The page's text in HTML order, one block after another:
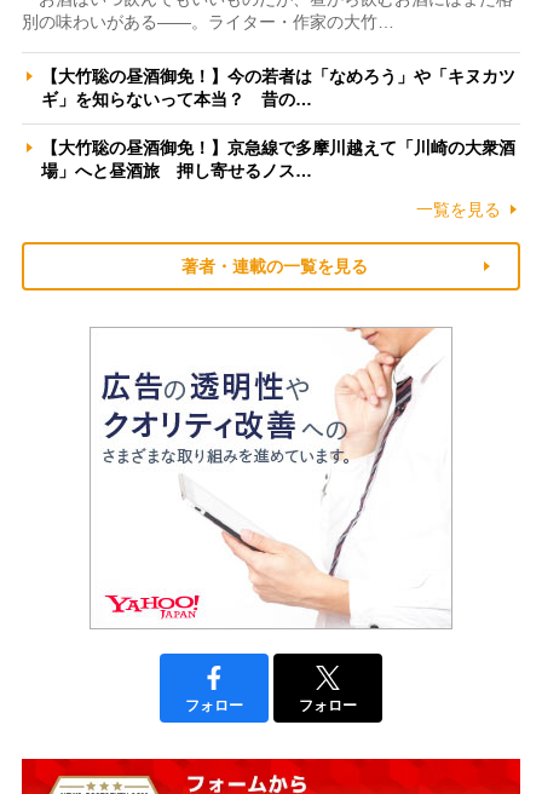
別の味わいがある――。ライター・作家の大竹…
【大竹聡の昼酒御免！】今の若者は「なめろう」や「キヌカツ
ギ」を知らないって本当？ 昔の…
【大竹聡の昼酒御免！】京急線で多摩川越えて「川崎の大衆酒
場」へと昼酒旅 押し寄せるノス…
一覧を見る
著者・連載の一覧を見る
フォロー フォロー